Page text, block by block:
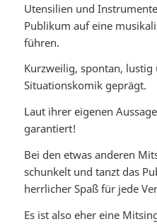
Utensilien und
Publikum auf eine
führen.
Kurzweilig, spontan,
Situationskomik geprägt.
Laut ihrer eigenen
garantiert!
Bei den etwas anderen
schunkelt und tanzt das
herrlicher Spaß für jede
Es ist also eher eine